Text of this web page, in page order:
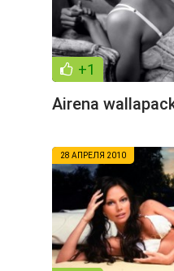
+1
Airena
28 АПРЕЛЯ 2010